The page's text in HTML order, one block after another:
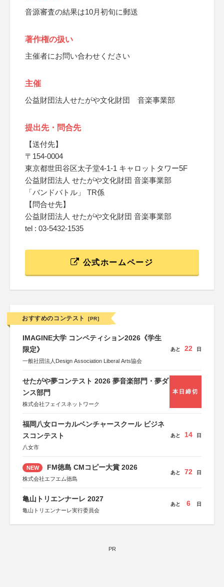
音源審査の結果は10月初旬に郵送
著作権の扱い
主催者にお問い合わせください
主催
公益財団法人せたがや文化財団 音楽事業部
提出先・問合先
【送付先】
〒154-0004
東京都世田谷区太子堂4-1-1 キャロットタワー5F
公益財団法人 せたがや文化財団 音楽事業部
「バンドバトル」 TR係
【問合せ先】
公益財団法人 せたがや文化財団 音楽事業部
tel : 03-5432-1535
公式ホームページ
おすすめのコンテスト [PR]
IMAGINE大学 コンペティション2026《学生
限定》
一般社団法人Design Association Liberal Arts協会
あと 22 日
せたがや夢コンテスト 2026 夢音楽部門・夢ダ
ンス部門
株式会社フェイスネットワーク
本日締切
福岡八女ローカルベンチャースクール ビジネ
スコンテスト
八女市
あと 14 日
NEW FM徳島 CMコピー大賞 2026
株式会社エフエム徳島
あと 72 日
亀山トリエンナーレ 2027
亀山トリエンナーレ実行委員会
あと 6 日
PR